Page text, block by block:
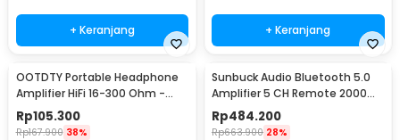
+ Keranjang + Keranjang
OOTDTY Portable Headphone
Amplifier HiFi 16-300 Ohm -
D3CS
Rp105.300
Rp167.900 38%
Sunbuck Audio Bluetooth 5.0
Amplifier 5 CH Remote 2000W
- AV-298BT
Rp484.200
Rp663.900 28%